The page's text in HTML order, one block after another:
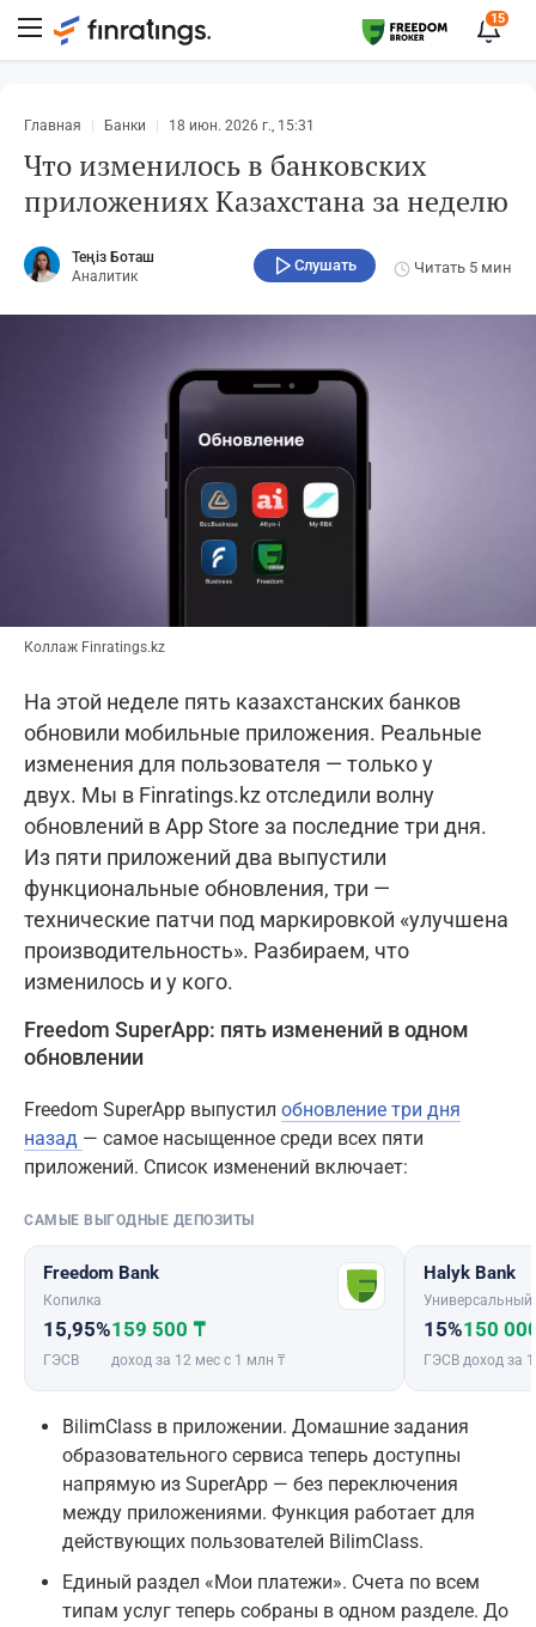
15
Главная Банки 18 июн. 2026 г., 15:31
Что изменилось в банковских
приложениях Казахстана за неделю
Теңіз Боташ
Аналитик
Слушать Читать 5 мин
Коллаж Finratings.kz
На этой неделе пять казахстанских банков
обновили мобильные приложения. Реальные
изменения для пользователя — только у
двух. Мы в Finratings.kz отследили волну
обновлений в App Store за последние три дня.
Из пяти приложений два выпустили
функциональные обновления, три —
технические патчи под маркировкой «улучшена
производительность». Разбираем, что
изменилось и у кого.
Freedom SuperApp: пять изменений в одном
обновлении
Freedom SuperApp выпустил обновление три дня
назад — самое насыщенное среди всех пяти
приложений. Список изменений включает:
САМЫЕ ВЫГОДНЫЕ ДЕПОЗИТЫ
Freedom Bank
Копилка
15,95%
ГЭСВ
159 500 ₸
доход за 12 мес с 1 млн ₸
Halyk Bank
Универсальный
15%
ГЭСВ
150
доход за
BilimClass в приложении. Домашние задания
образовательного сервиса теперь доступны
напрямую из SuperApp — без переключения
между приложениями. Функция работает для
действующих пользователей BilimClass.
Единый раздел «Мои платежи». Счета по всем
типам услуг теперь собраны в одном разделе. До